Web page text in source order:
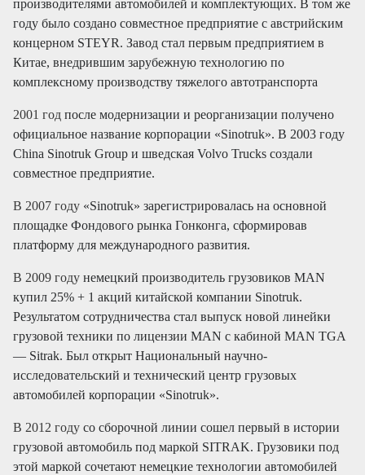
производителями автомобилей и комплектующих. В том же
году было создано совместное предприятие с австрийским
концерном STEYR. Завод стал первым предприятием в
Китае, внедрившим зарубежную технологию по
комплексному производству тяжелого автотранспорта
2001 год после модернизации и реорганизации получено
официальное название корпорации «Sinotruk». В 2003 году
China Sinotruk Group и шведская Volvo Trucks создали
совместное предприятие.
В 2007 году «Sinotruk» зарегистрировалась на основной
площадке Фондового рынка Гонконга, сформировав
платформу для международного развития.
В 2009 году немецкий производитель грузовиков MAN
купил 25% + 1 акций китайской компании Sinotruk.
Результатом сотрудничества стал выпуск новой линейки
грузовой техники по лицензии MAN с кабиной MAN TGA
— Sitrak. Был открыт Национальный научно-
исследовательский и технический центр грузовых
автомобилей корпорации «Sinotruk».
В 2012 году со сборочной линии сошел первый в истории
грузовой автомобиль под маркой SITRAK. Грузовики под
этой маркой сочетают немецкие технологии автомобилей